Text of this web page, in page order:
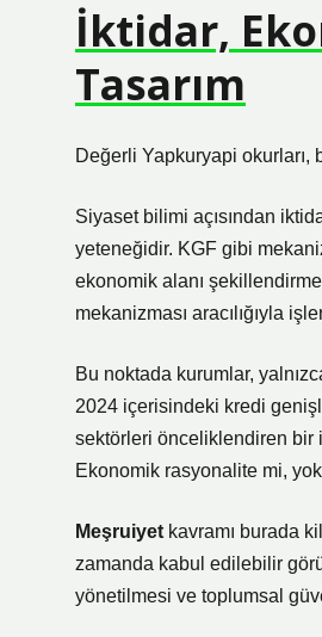
İktidar,
Tasarım
Değerli Yapkuryapi okurları,
Siyaset bilimi açısından
yeteneğidir. KGF gibi
ekonomik alanı
mekanizması aracılığıyla
Bu noktada kurumlar,
2024 içerisindeki kredi
sektörleri önceliklendiren bir
Ekonomik rasyonalite mi,
Meşruiyet kavramı burada
zamanda kabul edilebilir
yönetilmesi ve toplumsal